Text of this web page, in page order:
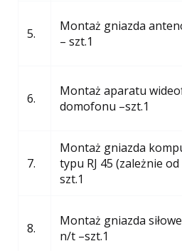
5.
Montaż gniazda
– szt.1
6.
Montaż aparatu
domofonu –szt.1
7.
Montaż gniazda
typu RJ 45 (zależnie
szt.1
8.
Montaż gniazda
n/t –szt.1